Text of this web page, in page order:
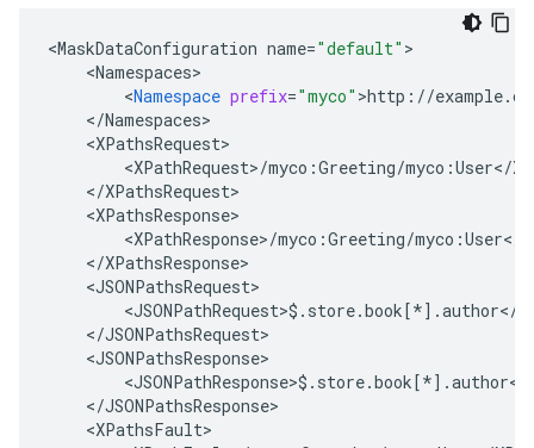
<MaskDataConfiguration name="default"
<Namespaces
<Namespace prefix="myco" >http : //example.
</Namespaces
<XPathsRequest
<XPathRequest>/myco :Greeting/myco :User</
</XPathsRequest
<XPathsResponse
<XPathResponse>/myco :Greeting/myco :User<
</XPathsResponse
<JSONPathsRequest
<JSONPathRequest>$ . store.book[*] .author</
</JSONPathsRequest
<JSONPathsResponse
<JSONPathResponse>$ . store.book[*] .author<
</JSONPathsResponse
<XPathsFault